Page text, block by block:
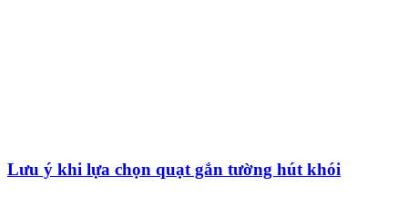
Lưu ý khi lựa chọn quạt gắn tường hút khói